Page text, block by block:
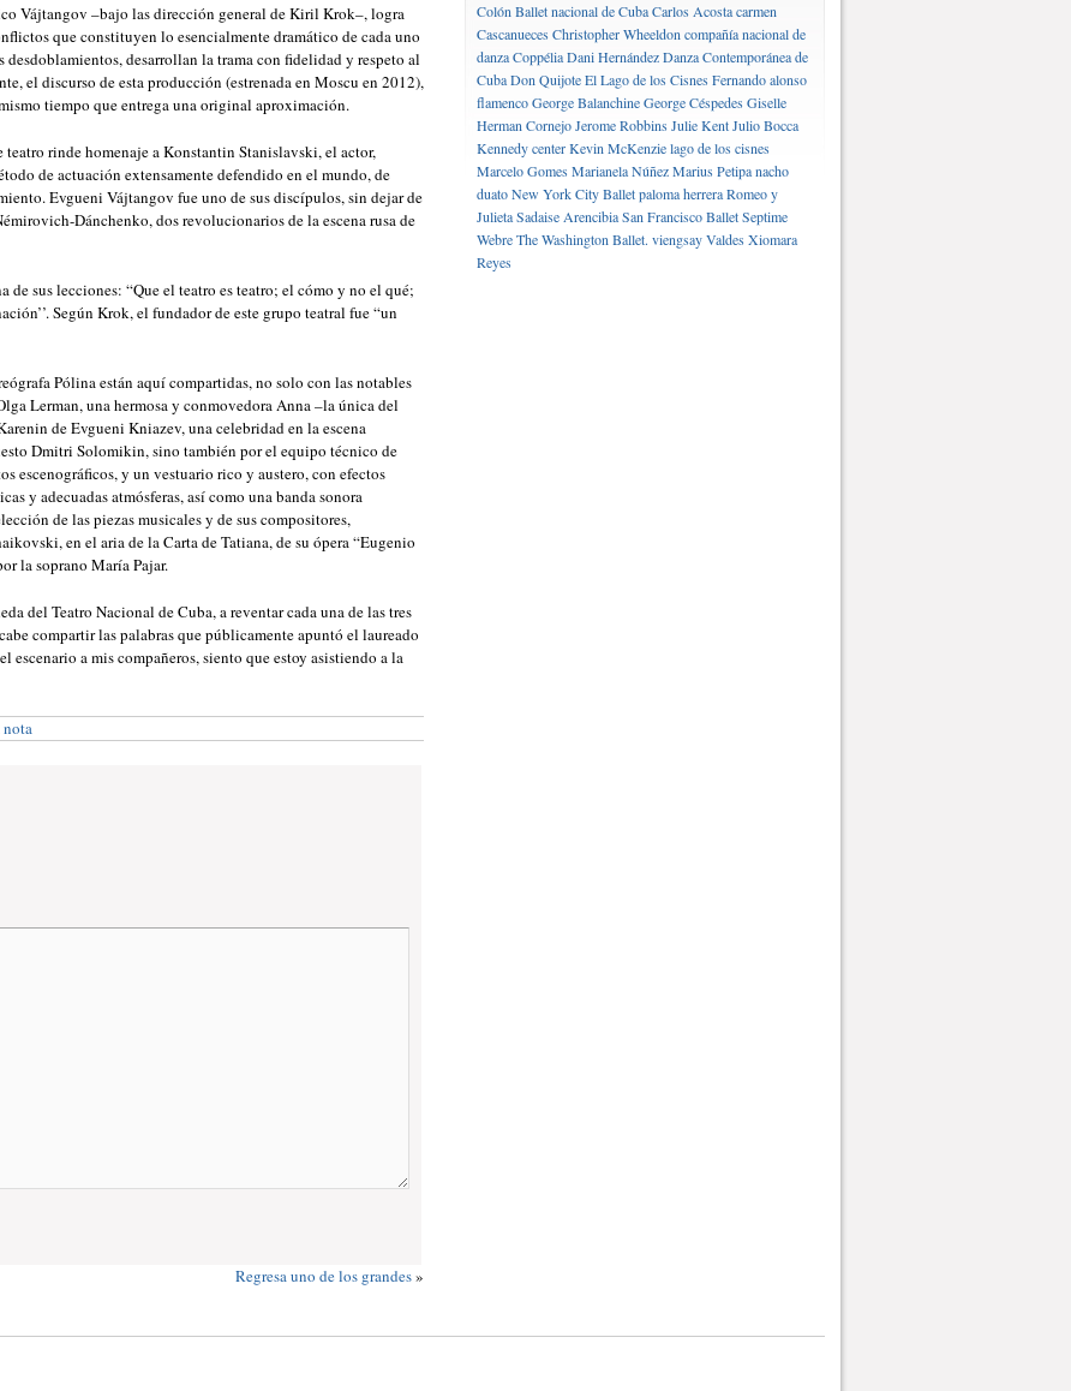
Vájtangov –bajo las dirección general de Kiril Krok–, logra
que constituyen lo esencialmente dramático de cada uno
desdoblamientos, desarrollan la trama con fidelidad y respeto al
el discurso de esta producción (estrenada en Moscu en 2012),
tiempo que entrega una original aproximación.
rinde homenaje a Konstantin Stanislavski, el actor,
de actuación extensamente defendido en el mundo, de
Evgueni Vájtangov fue uno de sus discípulos, sin dejar de
Dánchenko, dos revolucionarios de la escena rusa de
de sus lecciones: “Que el teatro es teatro; el cómo y no el qué;
Según Krok, el fundador de este grupo teatral fue “un
Pólina están aquí compartidas, no solo con las notables
Lerman, una hermosa y conmovedora Anna –la única del
de Evgueni Kniazev, una celebridad en la escena
Dmitri Solomikin, sino también por el equipo técnico de
escenográficos, y un vestuario rico y austero, con efectos
y adecuadas atmósferas, así como una banda sonora
de las piezas musicales y de sus compositores,
en el aria de la Carta de Tatiana, de su ópera “Eugenio
la soprano María Pajar.
del Teatro Nacional de Cuba, a reventar cada una de las tres
compartir las palabras que públicamente apuntó el laureado
escenario a mis compañeros, siento que estoy asistiendo a la
nota
Regresa uno de los grandes»
Colón Ballet nacional de CubaCarlos Acostacarmen
CascanuecesChristopher Wheeldon compañía nacional de
danzaCoppéliaDani HernándezDanza Contemporánea de
CubaDon QuijoteEl Lago de los CisnesFernando alonso
flamencoGeorge BalanchineGeorge CéspedesGiselle
Herman CornejoJerome RobbinsJulie KentJulio Bocca
Kennedy centerKevin McKenzielago de los cisnes
Marcelo GomesMarianela NúñezMarius Petipanacho
duatoNew York City Balletpaloma herreraRomeo y
JulietaSadaise ArencibiaSan Francisco BalletSeptime
WebreThe Washington Ballet. viengsay ValdesXiomara
Reyes